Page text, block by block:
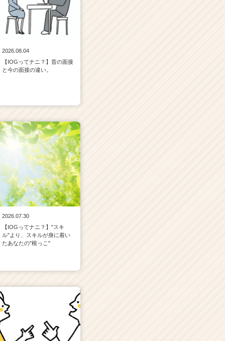
2026.08.04
【IOGってナニ？】昔の面接
と今の面接の違い。
2026.07.30
【IOGってナニ？】"スキ
ル"より、スキルが身に着い
たあなたの"根っこ"